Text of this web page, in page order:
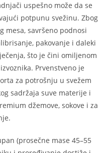
uspešno može da se
potpunu svežinu. Zbog
mesa, savršeno podnosi
pakovanje i daleki
što je čini omiljenom
Prvenstveno je
za potrošnju u svežem
sadržaja suve materije i
džemove, sokove i za
(prosečne mase 45–55